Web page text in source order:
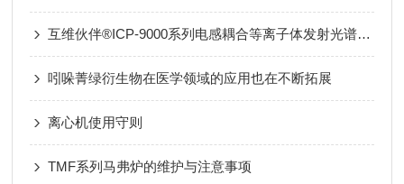
互维伙伴®ICP-9000系列电感耦合等离子体发射光谱仪在稀土检测中的应用
吲哚菁绿衍生物在医学领域的应用也在不断拓展
离心机使用守则
TMF系列马弗炉的维护与注意事项